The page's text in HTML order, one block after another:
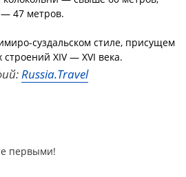
— 47 метров.
суздальском стиле, присущем
XIV — XVI века.
Russia.Travel
первыми!